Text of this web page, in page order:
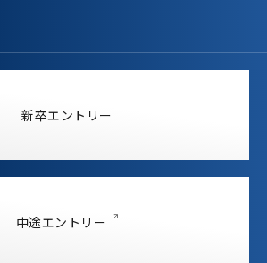
新卒エントリー
中途エントリー